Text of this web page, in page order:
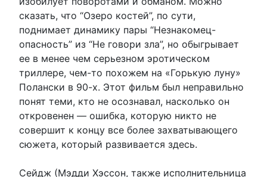
сказать, что “Озеро костей”, по сути,
поднимает динамику пары “Незнакомец-
опасность” из “Не говори зла”, но обыгрывает
ее в менее чем серьезном эротическом
триллере, чем-то похожем на «Горькую луну»
Полански в 90-х. Этот фильм был неправильно
понят теми, кто не осознавал, насколько он
откровенен — ошибка, которую никто не
совершит к концу все более захватывающего
сюжета, который развивается здесь.
Сейдж (Мэдди Хэссон, также исполнительница